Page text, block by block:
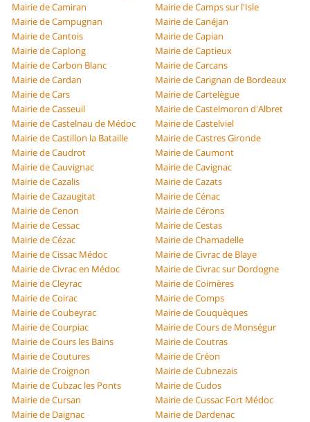
Mairie de Camiran
Mairie de Camps sur l'Isle
Mairie de Campugnan
Mairie de Canéjan
Mairie de Cantois
Mairie de Capian
Mairie de Caplong
Mairie de Captieux
Mairie de Carbon Blanc
Mairie de Carcans
Mairie de Cardan
Mairie de Carignan de Bordeaux
Mairie de Cars
Mairie de Cartelègue
Mairie de Casseuil
Mairie de Castelmoron d'Albret
Mairie de Castelnau de Médoc
Mairie de Castelviel
Mairie de Castillon la Bataille
Mairie de Castres Gironde
Mairie de Caudrot
Mairie de Caumont
Mairie de Cauvignac
Mairie de Cavignac
Mairie de Cazalis
Mairie de Cazats
Mairie de Cazaugitat
Mairie de Cénac
Mairie de Cenon
Mairie de Cérons
Mairie de Cessac
Mairie de Cestas
Mairie de Cézac
Mairie de Chamadelle
Mairie de Cissac Médoc
Mairie de Civrac de Blaye
Mairie de Civrac en Médoc
Mairie de Civrac sur Dordogne
Mairie de Cleyrac
Mairie de Coimères
Mairie de Coirac
Mairie de Comps
Mairie de Coubeyrac
Mairie de Couquèques
Mairie de Courpiac
Mairie de Cours de Monségur
Mairie de Cours les Bains
Mairie de Coutras
Mairie de Coutures
Mairie de Créon
Mairie de Croignon
Mairie de Cubnezais
Mairie de Cubzac les Ponts
Mairie de Cudos
Mairie de Cursan
Mairie de Cussac Fort Médoc
Mairie de Daignac
Mairie de Dardenac